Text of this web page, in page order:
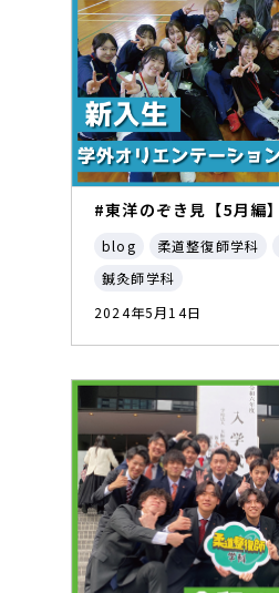
#東洋のぞき見【5月編】
blog 柔道整復師学科
鍼灸師学科
2024年5月14日